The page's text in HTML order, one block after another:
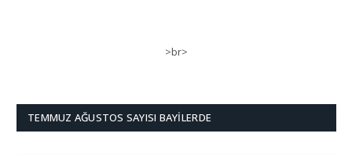
>br>
TEMMUZ AĞUSTOS SAYISI BAYILERDE